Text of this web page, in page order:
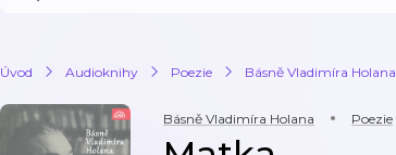
Úvod Audioknihy Poezie Básně Vladimíra Holana
Básně Vladimíra Holana Poezie